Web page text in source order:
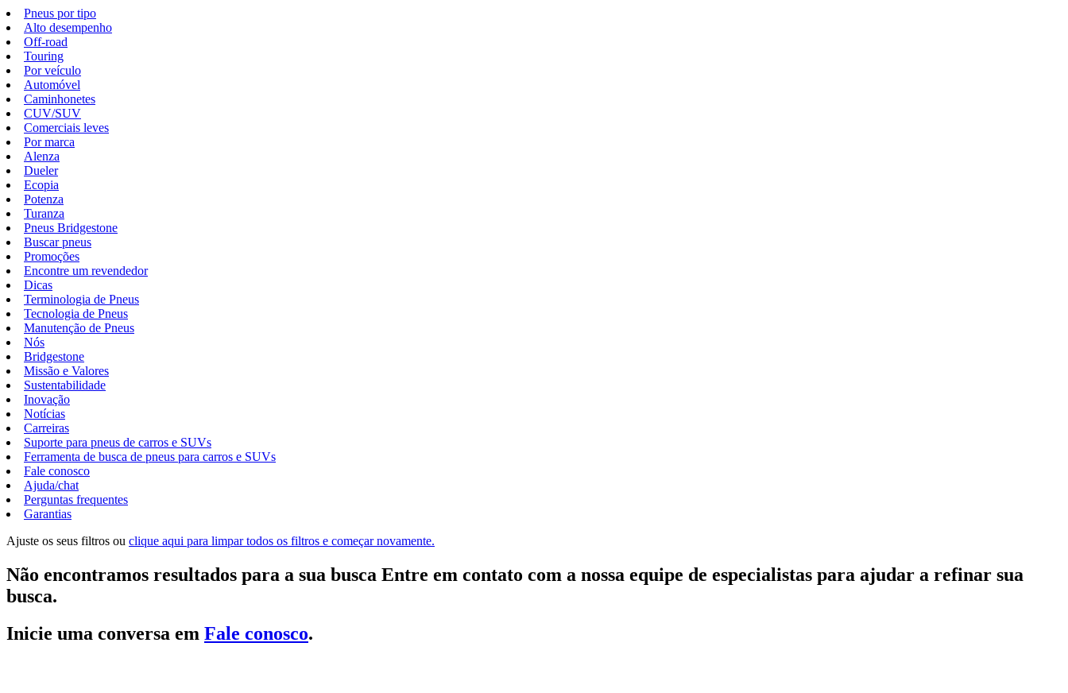
Pneus por tipo
Alto desempenho
Off-road
Touring
Por veículo
Automóvel
Caminhonetes
CUV/SUV
Comerciais leves
Por marca
Alenza
Dueler
Ecopia
Potenza
Turanza
Pneus Bridgestone
Buscar pneus
Promoções
Encontre um revendedor
Dicas
Terminologia de Pneus
Tecnologia de Pneus
Manutenção de Pneus
Nós
Bridgestone
Missão e Valores
Sustentabilidade
Inovação
Notícias
Carreiras
Suporte para pneus de carros e SUVs
Ferramenta de busca de pneus para carros e SUVs
Fale conosco
Ajuda/chat
Perguntas frequentes
Garantias
Ajuste os seus filtros ou clique aqui para limpar todos os filtros e começar novamente.
Não encontramos resultados para a sua busca Entre em contato com a nossa equipe de especialistas para ajudar a refinar sua
busca.
Inicie uma conversa em Fale conosco.